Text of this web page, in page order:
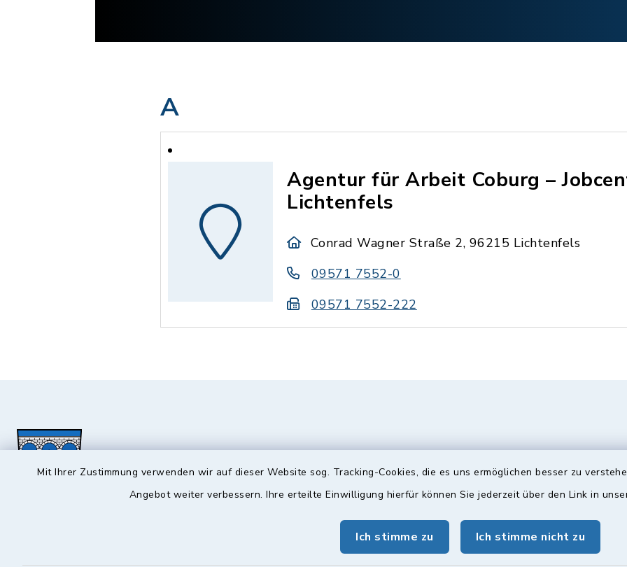
Mit Ihrer Zustimmung verwenden wir auf dieser Website sog. Tracking-Cookies, die es uns ermöglichen besser zu
Angebot weiter verbessern. Ihre erteilte Einwilligung hierfür können Sie jederzeit über den Link in
Ich stimme zu Ich stimme nicht zu
A
Agentur für Arbeit Coburg –
Lichtenfels
Conrad Wagner Straße 2, 96215 Lichtenfels
09571 7552-0
09571 7552-222
Öffnungszeiten